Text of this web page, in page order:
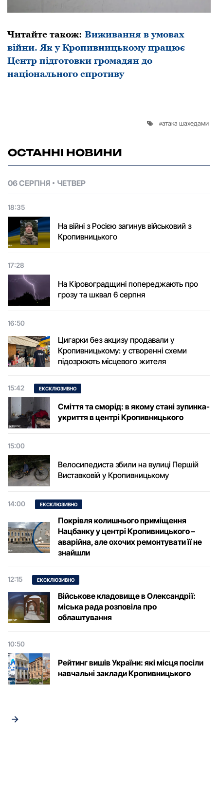
Читайте також: Виживання в умовах
війни. Як у Кропивницькому працює
Центр підготовки громадян до
національного спротиву
атака шахедами
ОСТАННІ НОВИНИ
06 СЕРПНЯ ЧЕТВЕР
18:35
На війні з Росією загинув військовий з
Кропивницького
17:28
На Кіровоградщині попереджають про
грозу та шквал 6 серпня
16:50
Цигарки без акцизу продавали у
Кропивницькому: у створенні схеми
підозрюють місцевого жителя
15:42 ЕКСКЛЮЗИВНО
Сміття та сморід: в якому стані зупинка-
укриття в центрі Кропивницького
15:00
Велосипедиста збили на вулиці Першій
Виставковій у Кропивницькому
14:00 ЕКСКЛЮЗИВНО
Покрівля колишнього приміщення
Нацбанку у центрі Кропивницького –
аварійна, але охочих ремонтувати її не
знайшли
12:15 ЕКСКЛЮЗИВНО
Військове кладовище в Олександрії:
міська рада розповіла про
облаштування
10:50
Рейтинг вишів України: які місця посіли
навчальні заклади Кропивницького